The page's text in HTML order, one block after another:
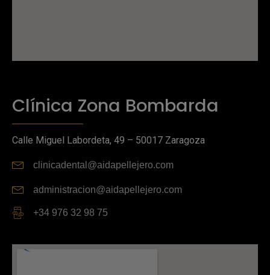
Clínica Zona Bombarda
Calle Miguel Labordeta, 49 – 50017 Zaragoza
clinicadental@aidapellejero.com
administracion@aidapellejero.com
+34 976 32 98 75